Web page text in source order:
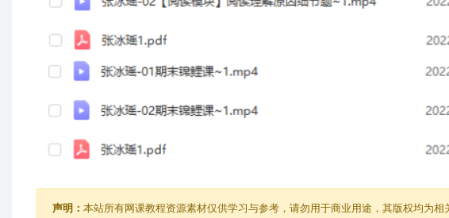
声明： 本站所有网课教程资源素材仅供学习与参考，请勿用于商业用途，其版权均为